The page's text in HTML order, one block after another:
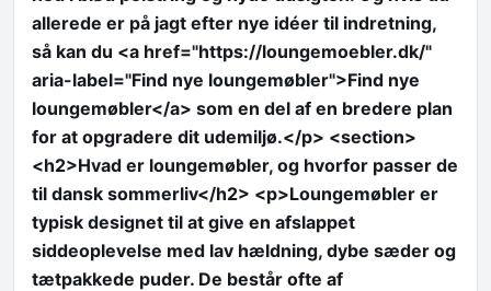
allerede er på jagt efter nye idéer til indretning,
så kan du <a href="https://loungemoebler.dk/"
aria-label="Find nye loungemøbler">Find nye
loungemøbler</a> som en del af en bredere plan
for at opgradere dit udemiljø.</p> <section>
<h2>Hvad er loungemøbler, og hvorfor passer de
til dansk sommerliv</h2> <p>Loungemøbler er
typisk designet til at give en afslappet
siddeoplevelse med lav hældning, dybe sæder og
tætpakkede puder. De består ofte af